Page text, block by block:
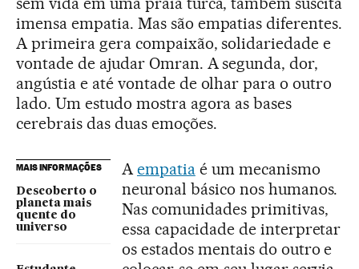
imensa empatia. Mas são empatias diferentes.
A primeira gera compaixão, solidariedade e
vontade de ajudar Omran. A segunda, dor,
angústia e até vontade de olhar para o outro
lado. Um estudo mostra agora as bases
cerebrais das duas emoções.
MAIS INFORMAÇÕES
Descoberto o
planeta mais
quente do
universo
Aempatiaé um mecanismo
neuronal básico nos humanos.
Nas comunidades primitivas,
essa capacidade de interpretar
os estados mentais do outro e